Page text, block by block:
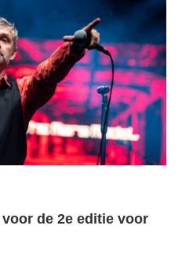
de 2e editie voor